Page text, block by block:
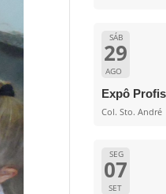
SÁB
29
AGO
Expô
Col. Sto. André
SEG
07
SET